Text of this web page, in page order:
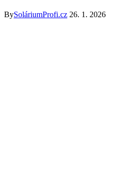
BySoláriumProfi.cz 26. 1. 2026